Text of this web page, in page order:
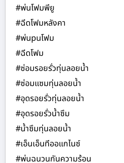
#พ่นโฟมพียู
#ฉีดโฟมหลังคา
#พ่นpuโฟม
#ฉีดโฟม
#ซ่อมรอยรั่วทุ่นลอยน้ำ
#ซ่อมแซมทุ่นลอยน้ำ
#อุดรอยรั่วทุ่นลอยน้ำ
#อุดรอยรั่วน้ำซึม
#น้ำซึมทุ่นลอยน้ำ
#เอ็นเอ็นทีออแกไนซ์
#พ่นฉนวนกันความร้อน